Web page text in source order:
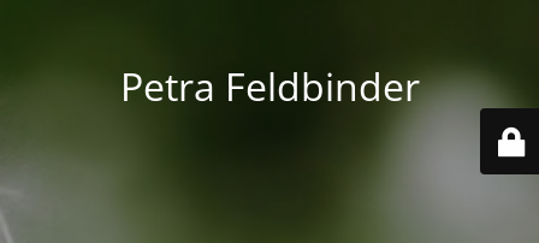
Petra Feldbinder